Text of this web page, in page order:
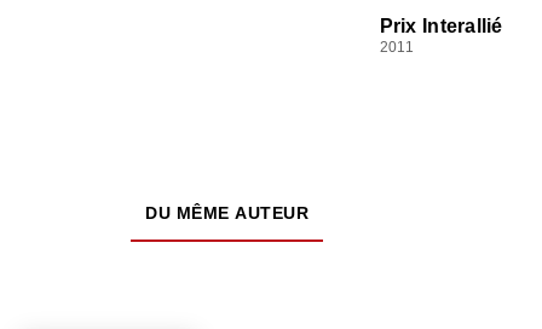
Prix Interallié
2011
DU MÊME AUTEUR